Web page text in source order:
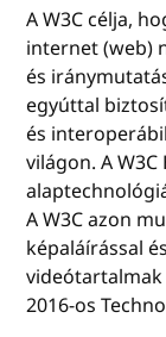
A W3C célja,
internet (web)
és
egyúttal
és
világon. A W3C
A W3C azon
képaláírással
2016-os